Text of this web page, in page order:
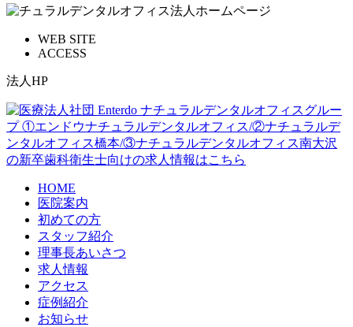
WEB SITE
ACCESS
法人HP
HOME
医院案内
初めての方
スタッフ紹介
理事長あいさつ
求人情報
アクセス
症例紹介
お知らせ